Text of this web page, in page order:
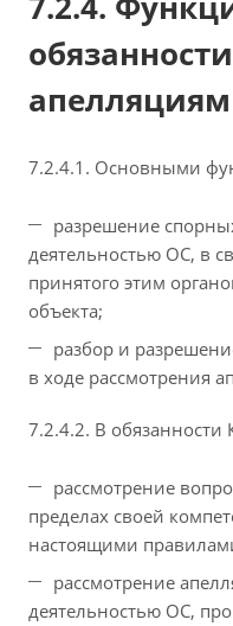
апелляциям
7.2.4.1. Основными
разрешение
деятельностью ОС, в
принятого этим
объекта;
разбор и
в ходе рассмотрения
7.2.4.2. В обязанности
рассмотрение
пределах своей
настоящими
рассмотрение
деятельностью ОС,